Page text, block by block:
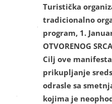
Turistička
tradicionalno
program, 1.
OTVORENOG
Cilj ove
prikupljanje
odrasle sa
kojima je